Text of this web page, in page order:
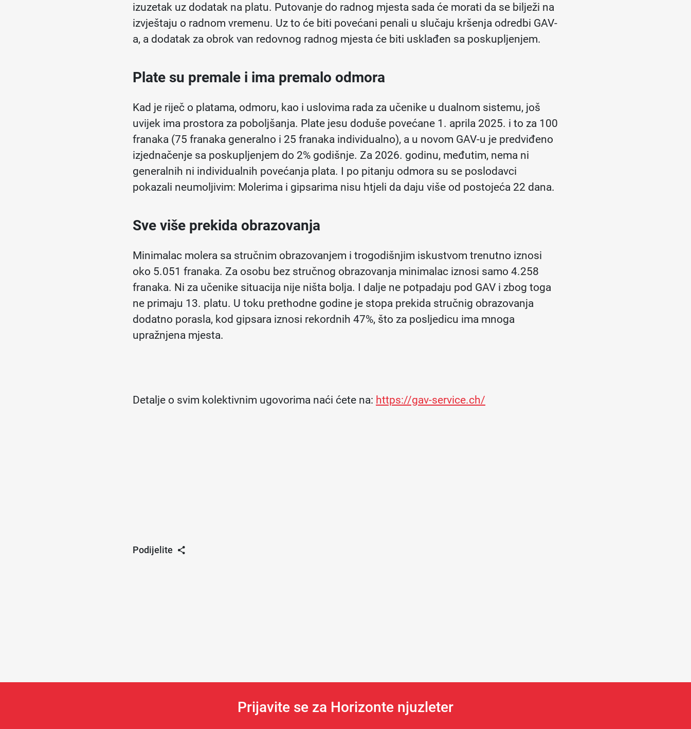
izuzetak uz dodatak na platu. Putovanje do radnog mjesta sada će morati da se bilježi na
izvještaju o radnom vremenu. Uz to će biti povećani penali u slučaju kršenja odredbi GAV-
a, a dodatak za obrok van redovnog radnog mjesta će biti usklađen sa poskupljenjem.
Plate su premale i ima premalo odmora
Kad je riječ o platama, odmoru, kao i uslovima rada za učenike u dualnom sistemu, još
uvijek ima prostora za poboljšanja. Plate jesu doduše povećane 1. aprila 2025. i to za 100
franaka (75 franaka generalno i 25 franaka individualno), a u novom GAV-u je predviđeno
izjednačenje sa poskupljenjem do 2% godišnje. Za 2026. godinu, međutim, nema ni
generalnih ni individualnih povećanja plata. I po pitanju odmora su se poslodavci
pokazali neumoljivim: Molerima i gipsarima nisu htjeli da daju više od postojeća 22 dana.
Sve više prekida obrazovanja
Minimalac molera sa stručnim obrazovanjem i trogodišnjim iskustvom trenutno iznosi
oko 5.051 franaka. Za osobu bez stručnog obrazovanja minimalac iznosi samo 4.258
franaka. Ni za učenike situacija nije ništa bolja. I dalje ne potpadaju pod GAV i zbog toga
ne primaju 13. platu. U toku prethodne godine je stopa prekida stručnig obrazovanja
dodatno porasla, kod gipsara iznosi rekordnih 47%, što za posljedicu ima mnoga
upražnjena mjesta.
Detalje o svim kolektivnim ugovorima naći ćete na: https://gav-service.ch/
Podijelite
Prijavite se za Horizonte njuzleter